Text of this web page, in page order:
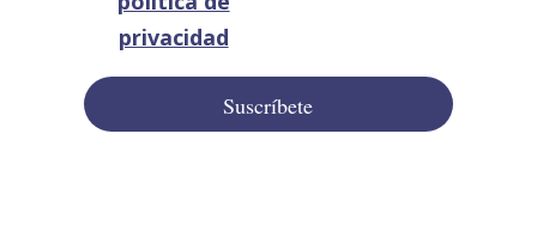
privacidad
Suscríbete